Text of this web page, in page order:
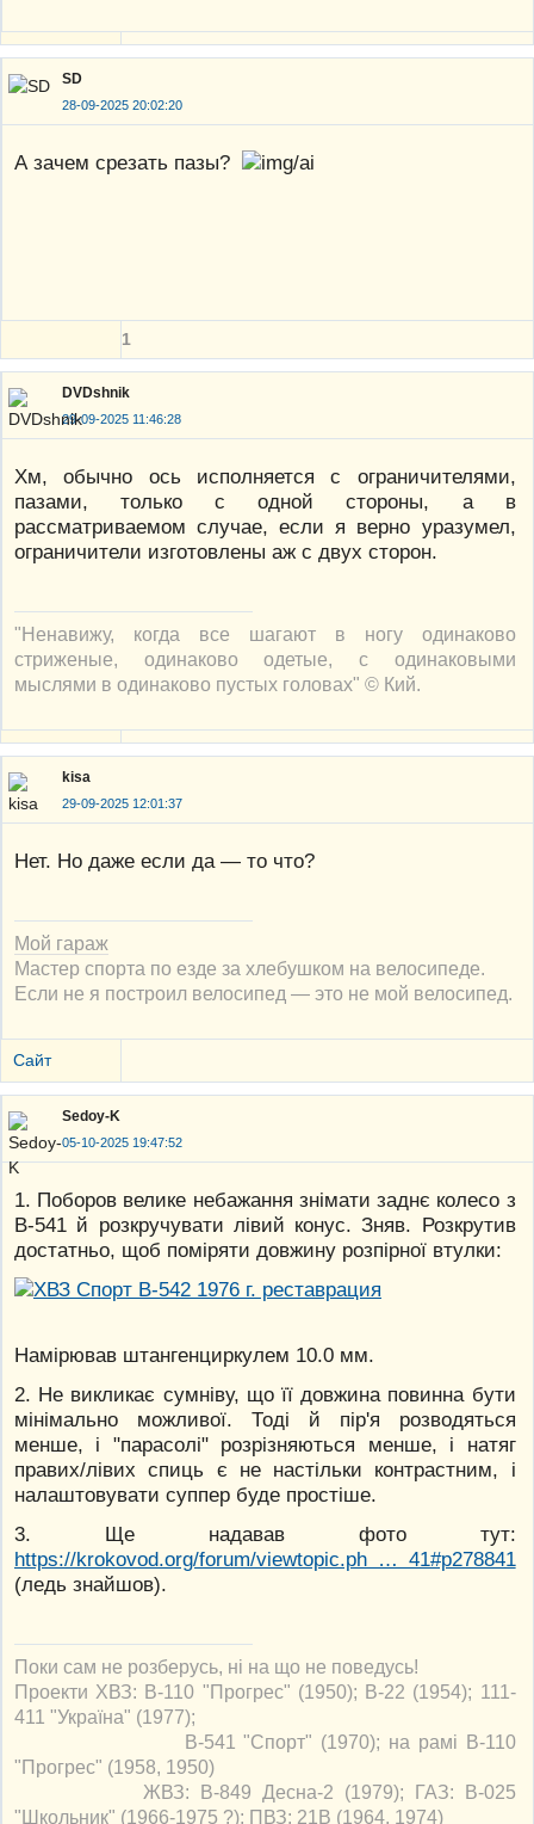
SD
28-09-2025 20:02:20
А зачем срезать пазы?
1
DVDshnik
29-09-2025 11:46:28
Хм, обычно ось исполняется с ограничителями,
пазами, только с одной стороны, а в
рассматриваемом случае, если я верно уразумел,
ограничители изготовлены аж с двух сторон.
"Ненавижу, когда все шагают в ногу одинаково
стриженые, одинаково одетые, с одинаковыми
мыслями в одинаково пустых головах" © Кий.
kisa
29-09-2025 12:01:37
Нет. Но даже если да — то что?
Мой гараж
Мастер спорта по езде за хлебушком на велосипеде.
Если не я построил велосипед — это не мой велосипед.
Сайт
Sedoy-K
05-10-2025 19:47:52
1. Поборов велике небажання знімати заднє колесо з
В-541 й розкручувати лівий конус. Зняв. Розкрутив
достатньо, щоб поміряти довжину розпірної втулки:
Намірював штангенциркулем 10.0 мм.
2. Не викликає сумніву, що її довжина повинна бути
мінімально можливої. Тоді й пір'я розводяться
менше, і "парасолі" розрізняються менше, і натяг
правих/лівих спиць є не настільки контрастним, і
налаштовувати суппер буде простіше.
3. Ще надавав фото тут:
https://krokovod.org/forum/viewtopic.ph … 41#p278841
(ледь знайшов).
Поки сам не розберусь, ні на що не поведусь!
Проекти ХВЗ: В-110 "Прогрес" (1950); В-22 (1954); 111-
411 "Україна" (1977);
В-541 "Спорт" (1970); на рамі В-110
"Прогрес" (1958, 1950)
ЖВЗ: В-849 Десна-2 (1979); ГАЗ: В-025
"Школьник" (1966-1975 ?); ПВЗ: 21В (1964, 1974)